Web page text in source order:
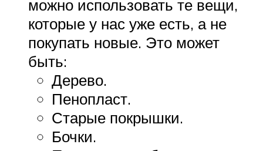
можно использовать те вещи,
которые у нас уже есть, а не
покупать новые. Это может
быть:
Дерево.
Пенопласт.
Старые покрышки.
Бочки.